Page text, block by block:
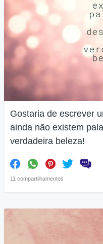
Gostaria de escrever
ainda não existem
verdadeira beleza!
11 compartilhamentos